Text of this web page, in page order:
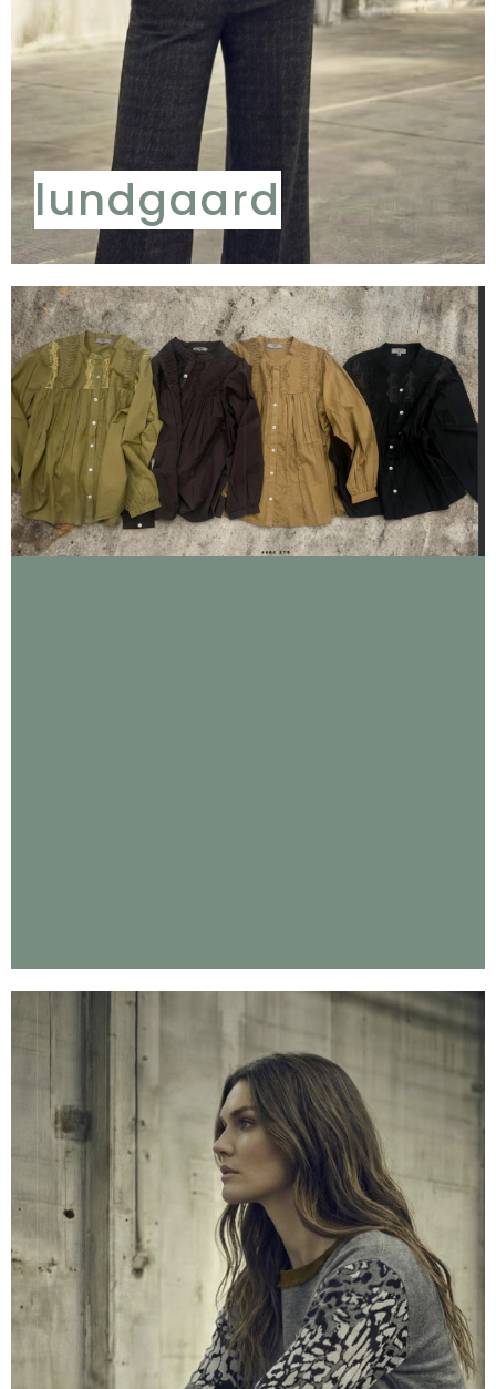
lundgaard